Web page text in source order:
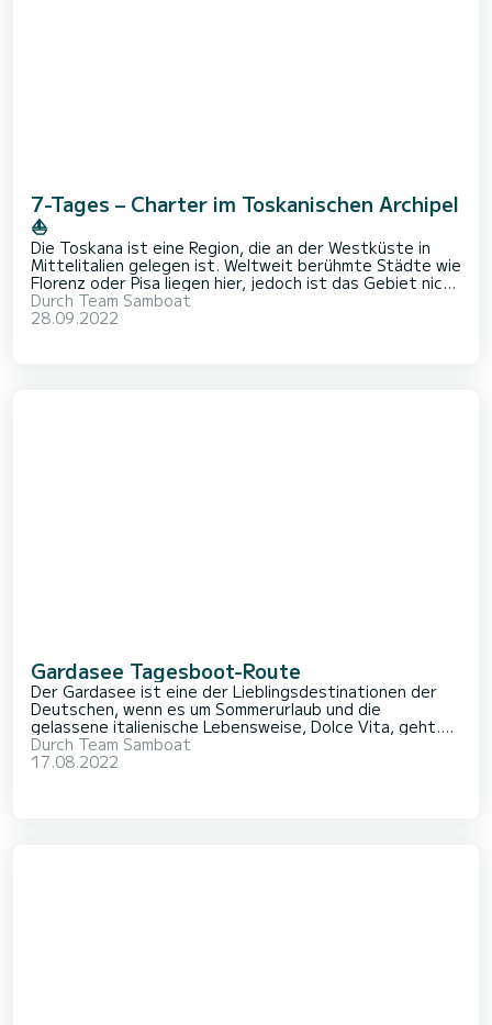
7-Tages – Charter im Toskanischen Archipel
⛵
Die Toskana ist eine Region, die an der Westküste in
Mittelitalien gelegen ist. Weltweit berühmte Städte wie
Florenz oder Pisa liegen hier, jedoch ist das Gebiet nicht
nur für diese bekannt: Erinnern Sie sich noch an
Napoleon und seine Verbannung? Diese fand tatsächlich
Durch Team Samboat
28.09.2022
Gardasee Tagesboot-Route
Der Gardasee ist eine der Lieblingsdestinationen der
Deutschen, wenn es um Sommerurlaub und die
gelassene italienische Lebensweise, Dolce Vita, geht.
Hier findet man nicht nur atemberaubend steil hinauf
ragende Felswände, malerische-urige Dörfchen und
Durch Team Samboat
17.08.2022